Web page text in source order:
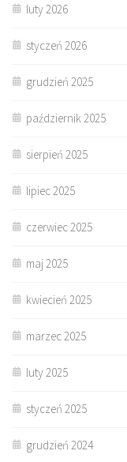
luty 2026
styczeń 2026
grudzień 2025
październik 2025
sierpień 2025
lipiec 2025
czerwiec 2025
maj 2025
kwiecień 2025
marzec 2025
luty 2025
styczeń 2025
grudzień 2024